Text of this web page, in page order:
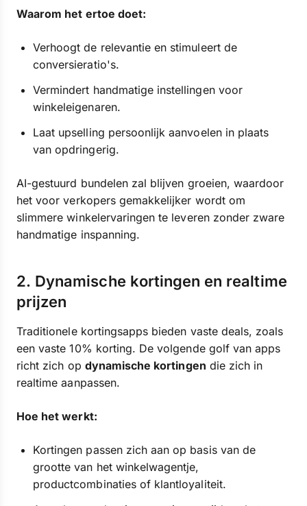
Waarom het ertoe doet:
Verhoogt de relevantie en stimuleert de
conversieratio's.
Vermindert handmatige instellingen voor
winkeleigenaren.
Laat upselling persoonlijk aanvoelen in plaats
van opdringerig.
AI-gestuurd bundelen zal blijven groeien, waardoor
het voor verkopers gemakkelijker wordt om
slimmere winkelervaringen te leveren zonder zware
handmatige inspanning.
2. Dynamische kortingen en realtime
prijzen
Traditionele kortingsapps bieden vaste deals, zoals
een vaste 10% korting. De volgende golf van apps
richt zich op dynamische kortingen die zich in
realtime aanpassen.
Hoe het werkt:
Kortingen passen zich aan op basis van de
grootte van het winkelwagentje,
productcombinaties of klantloyaliteit.